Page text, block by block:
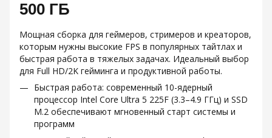
500 ГБ
Мощная сборка для геймеров, стримеров и креаторов,
которым нужны высокие FPS в популярных тайтлах и
быстрая работа в тяжелых задачах. Идеальный выбор
для Full HD/2K гейминга и продуктивной работы.
Быстрая работа: современный 10-ядерный
процессор Intel Core Ultra 5 225F (3.3–4.9 ГГц) и SSD
M.2 обеспечивают мгновенный старт системы и
программ